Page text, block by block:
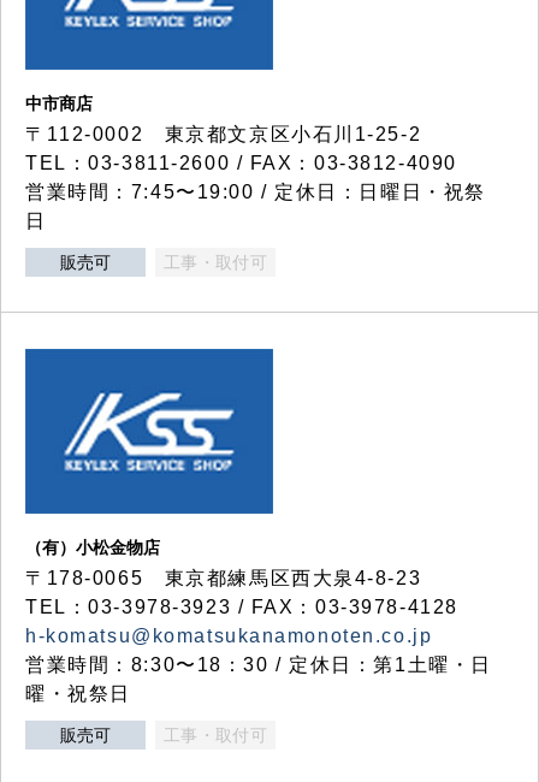
中市商店
〒112-0002 東京都文京区小石川1-25-2
TEL：03-3811-2600 / FAX：03-3812-4090
営業時間：7:45〜19:00 / 定休日：日曜日・祝祭
日
販売可 工事・取付可
（有）小松金物店
〒178-0065 東京都練馬区西大泉4-8-23
TEL：03-3978-3923 / FAX：03-3978-4128
h-komatsu@komatsukanamonoten.co.jp
営業時間：8:30〜18：30 / 定休日：第1土曜・日
曜・祝祭日
販売可 工事・取付可